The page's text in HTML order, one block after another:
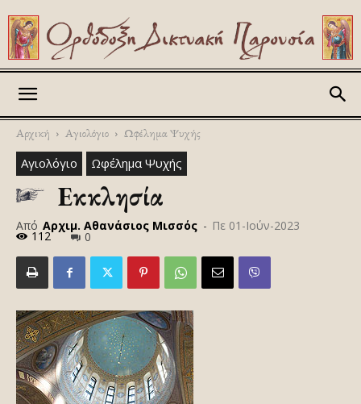
Αρχική Αγιολόγιο Ωφέλημα Ψυχής
Αγιολόγιο Ωφέλημα Ψυχής
Εκκλησία
Από Αρχιμ. Αθανάσιος Μισσός - Πε 01-Ιούν-2023
112 0